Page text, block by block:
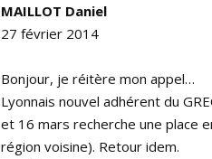
MAILLOT Daniel
27 février 2014
Bonjour, je réitère mon appel…
Lyonnais nouvel adhérent du
et 16 mars recherche une place
région voisine). Retour idem.